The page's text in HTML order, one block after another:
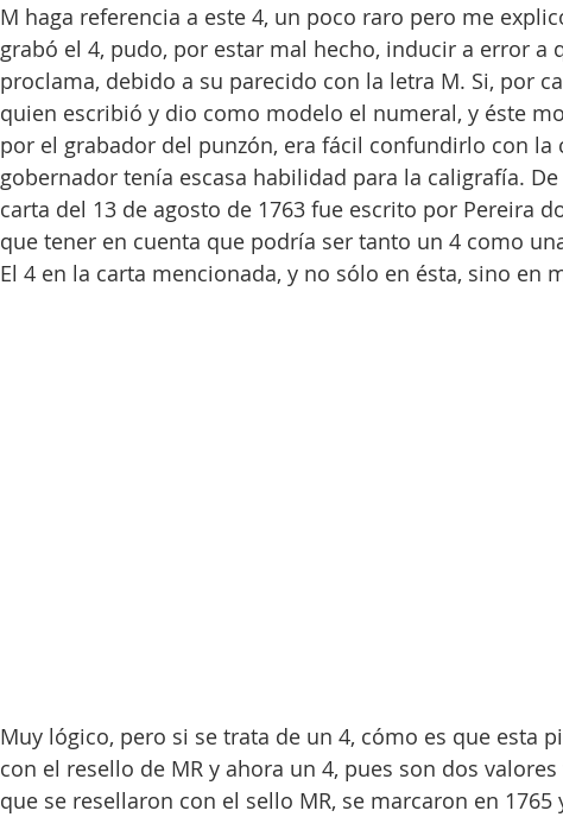
M haga referencia a este 4, un poco raro pero me
grabó el 4, pudo, por estar mal hecho, inducir a error a
proclama, debido a su parecido con la letra M. Si, por
quien escribió y dio como modelo el numeral, y éste
por el grabador del punzón, era fácil confundirlo con la
gobernador tenía escasa habilidad para la caligrafía.
carta del 13 de agosto de 1763 fue escrito por Pereira
que tener en cuenta que podría ser tanto un 4 como
El 4 en la carta mencionada, y no sólo en ésta, sino en
Muy lógico, pero si se trata de un 4, cómo es que esta
con el resello de MR y ahora un 4, pues son dos
que se resellaron con el sello MR, se marcaron en